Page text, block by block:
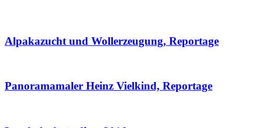
Alpakazucht und Wollerzeugung, Reportage
Panoramamaler Heinz Vielkind, Reportage